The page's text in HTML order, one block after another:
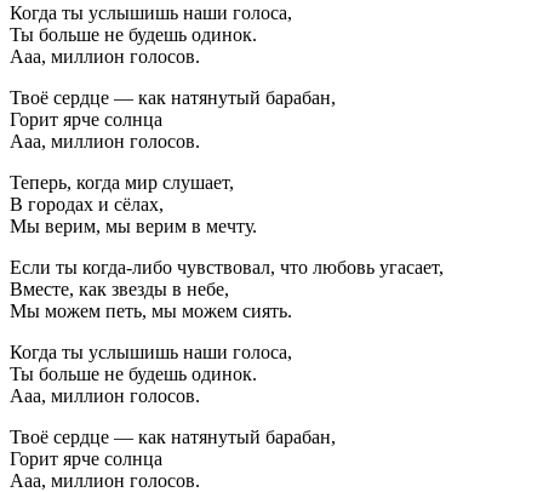
в
то
же
одинаковые.
Мы
верим,
мы
верим
в
мечту.
Когда ты услышишь наши голоса,
Ты больше не будешь одинок.
Ааа, миллион голосов.
Твоё сердце — как натянутый барабан,
Горит ярче солнца
Ааа, миллион голосов.
Теперь, когда мир слушает,
В городах и сёлах,
Мы верим, мы верим в мечту.
Если ты когда-либо чувствовал, что любовь угасает,
Вместе, как звезды в небе,
Мы можем петь, мы можем сиять.
Когда ты услышишь наши голоса,
Ты больше не будешь одинок.
Ааа, миллион голосов.
Твоё сердце — как натянутый барабан,
Горит ярче солнца
Ааа, миллион голосов.